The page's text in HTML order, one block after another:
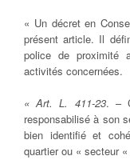
« Un décret en
présent article. Il
police de proximité
activités concernées.
« Art. L. 411-23. –
responsabilisé à son
bien identifié et
quartier ou « secteur